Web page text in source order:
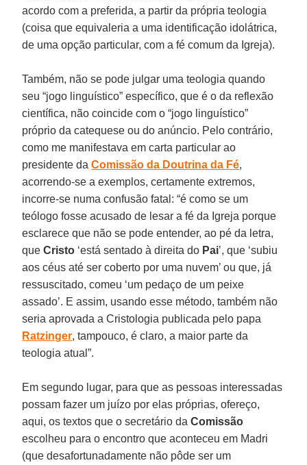
acordo com a preferida, a partir da própria teologia
(coisa que equivaleria a uma identificação idolátrica,
de uma opção particular, com a fé comum da Igreja).
Também, não se pode julgar uma teologia quando
seu “jogo linguístico” específico, que é o da reflexão
científica, não coincide com o “jogo linguístico”
próprio da catequese ou do anúncio. Pelo contrário,
como me manifestava em carta particular ao
presidente daComissão da Doutrina da Fé,
acorrendo-se a exemplos, certamente extremos,
incorre-se numa confusão fatal: “é como se um
teólogo fosse acusado de lesar a fé da Igreja porque
esclarece que não se pode entender, ao pé da letra,
queCristo ‘está sentado à direita do Pai’, que ‘subiu
aos céus até ser coberto por uma nuvem’ ou que, já
ressuscitado, comeu ‘um pedaço de um peixe
assado’. E assim, usando esse método, também não
seria aprovada a Cristologia publicada pelo papa
Ratzinger, tampouco, é claro, a maior parte da
teologia atual”.
Em segundo lugar, para que as pessoas interessadas
possam fazer um juízo por elas próprias, ofereço,
aqui, os textos que o secretário daComissão
escolheu para o encontro que aconteceu em Madri
(que desafortunadamente não pôde ser um